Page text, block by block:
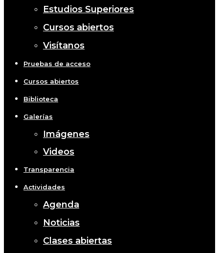
Estudios Superiores
Cursos abiertos
Visítanos
Pruebas de acceso
Cursos abiertos
Biblioteca
Galerías
Imágenes
Videos
Transparencia
Actividades
Agenda
Noticias
Clases abiertas